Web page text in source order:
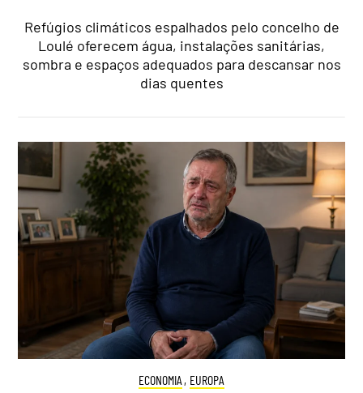
Refúgios climáticos espalhados pelo concelho de
Loulé oferecem água, instalações sanitárias,
sombra e espaços adequados para descansar nos
dias quentes
ECONOMIA , EUROPA